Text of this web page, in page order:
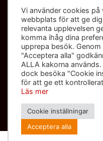
Kontakta oss
info@sliponbutiken.se
0708-423272
Org nr: 559091-8602
Vi använder cookies på
webbplats för att ge
relevanta upplevelsen
komma ihåg dina
upprepa besök.
"Acceptera alla"
ALLA kakorna används.
dock besöka "Cookie
för att ge ett
Läs mer
Cookie inställningar
Acceptera alla